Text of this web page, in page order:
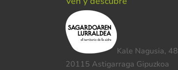
Kale Nagusia, 48
20115 Astigarraga Gipuzkoa